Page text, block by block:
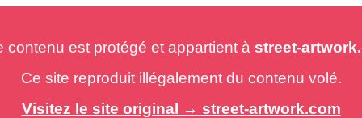
est protégé et appartient à street-
Ce site reproduit illégalement du contenu volé.
Visitez le site original → street-artwork.com